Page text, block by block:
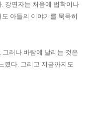
. 강연자는 처음에 법학이나
아들의 이야기를 묵묵히
. 그러나 바람에 날리는 것은
꼈다. 그리고 지금까지도